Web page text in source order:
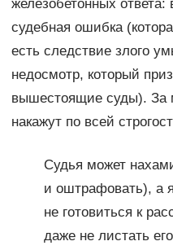
железобетонных ответа:
судебная ошибка
есть следствие злого
недосмотр, который
вышестоящие суды).
накажут по всей
Судья может
и оштрафовать), а
не готовиться к
даже не листать